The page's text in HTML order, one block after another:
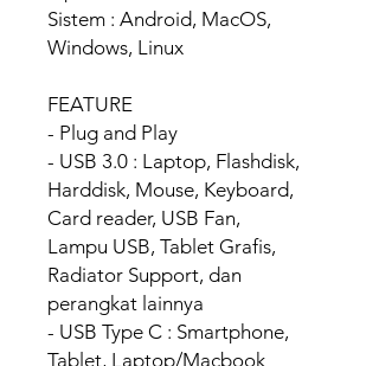
Sistem : Android, MacOS,
Windows, Linux
FEATURE
- Plug and Play
- USB 3.0 : Laptop, Flashdisk,
Harddisk, Mouse, Keyboard,
Card reader, USB Fan,
Lampu USB, Tablet Grafis,
Radiator Support, dan
perangkat lainnya
- USB Type C : Smartphone,
Tablet, Laptop/Macbook